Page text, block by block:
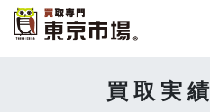
買取実